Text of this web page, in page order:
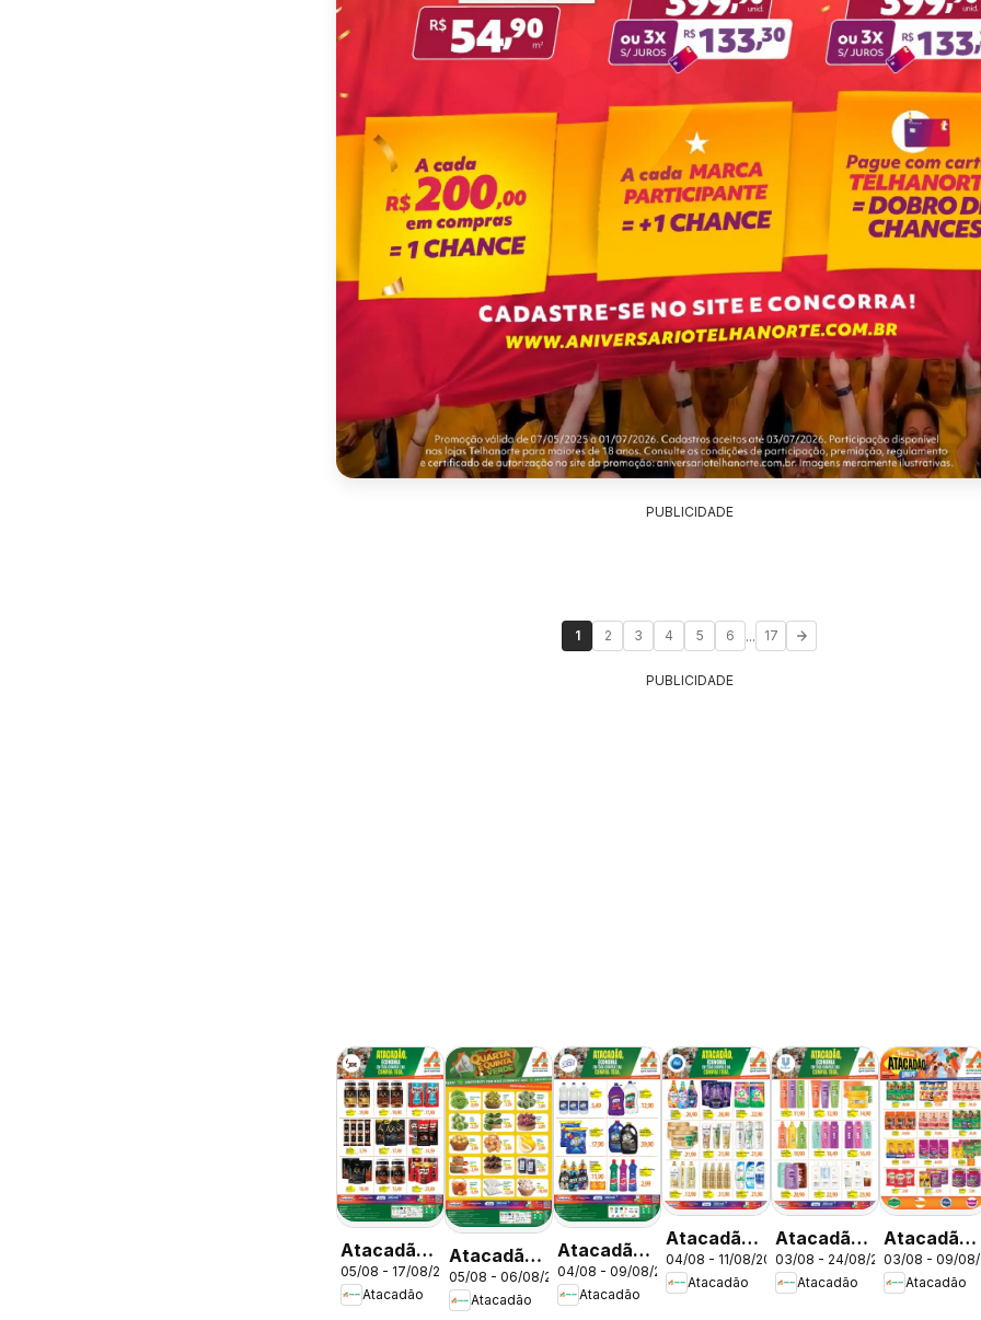
PUBLICIDADE
1 2 3 4 5 6 ... 17
PUBLICIDADE
Atacadão
ofertas -
DF
05/08 - 17/08/2026
Atacadão
Atacadão
ofertas -
DF
05/08 - 06/08/2026
Atacadão
Atacadão
ofertas -
DF
04/08 - 09/08/2026
Atacadão
Atacadão
ofertas -
DF
04/08 - 11/08/2026
Atacadão
Atacadão
ofertas -
DF
03/08 - 24/08/2026
Atacadão
Atacadão
ofertas -
DF
03/08 - 09/
Atacadão